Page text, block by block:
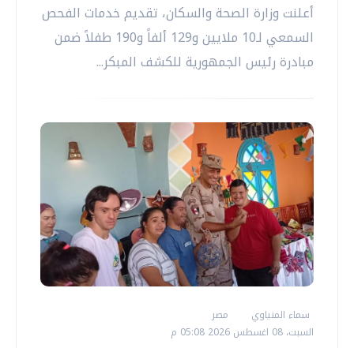
أعلنت وزارة الصحة والسكان، تقديم خدمات الفحص
السمعي لـ10 ملايين و129 ألفاً و190 طفلاً ضمن
مبادرة رئيس الجمهورية للكشف المبكر...
سماء المنياوي
مصر
السبت، 08 اغسطس 2026 05:08 م